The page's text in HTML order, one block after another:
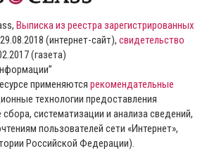
Выписка из реестра зарегистрированных
(интернет-сайт), свидетельство
(газета)
применяются рекомендательные
технологии предоставления
систематизации и анализа сведений,
пользователей сети «Интернет»,
Российской Федерации).